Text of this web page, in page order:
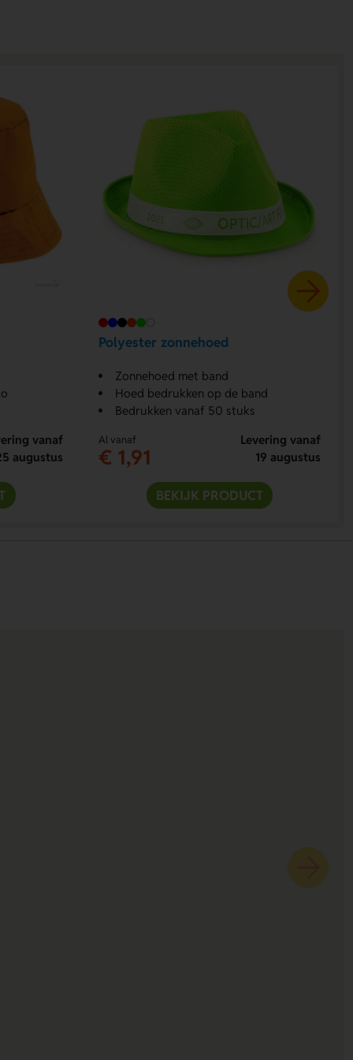
vanaf
augustus
Polyester zonnehoed
Zonnehoed met band
Hoed bedrukken op de band
Bedrukken vanaf 50 stuks
Al vanaf
€ 1,91
Levering vanaf
19 augustus
BEKIJK PRODUCT